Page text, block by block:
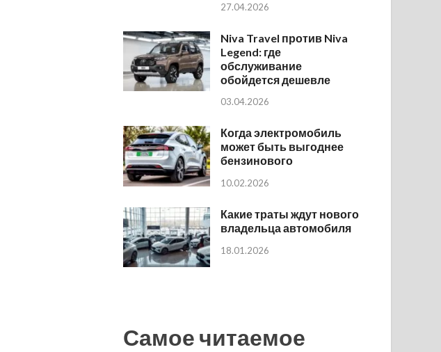
27.04.2026
Niva Travel против Niva
Legend: где
обслуживание
обойдется дешевле
03.04.2026
Когда электромобиль
может быть выгоднее
бензинового
10.02.2026
Какие траты ждут нового
владельца автомобиля
18.01.2026
Самое читаемое